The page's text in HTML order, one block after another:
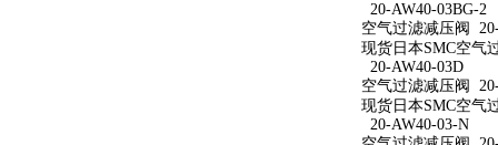
20-AW40-03BG-2
空气过滤减压阀
现货日本SMC空气
20-AW40-03D
空气过滤减压阀
现货日本SMC空气
20-AW40-03-N